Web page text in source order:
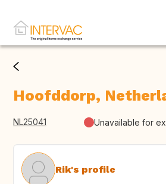
Hoofddorp,
NL25041 Unavailable for
Rik's profile